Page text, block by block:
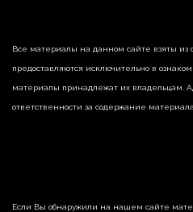
Все материалы на данном сайте взяты из
предоставляются исключительно в
материалы принадлежат их владельцам.
ответственности за содержание
Если Вы обнаружили на нашем сайте